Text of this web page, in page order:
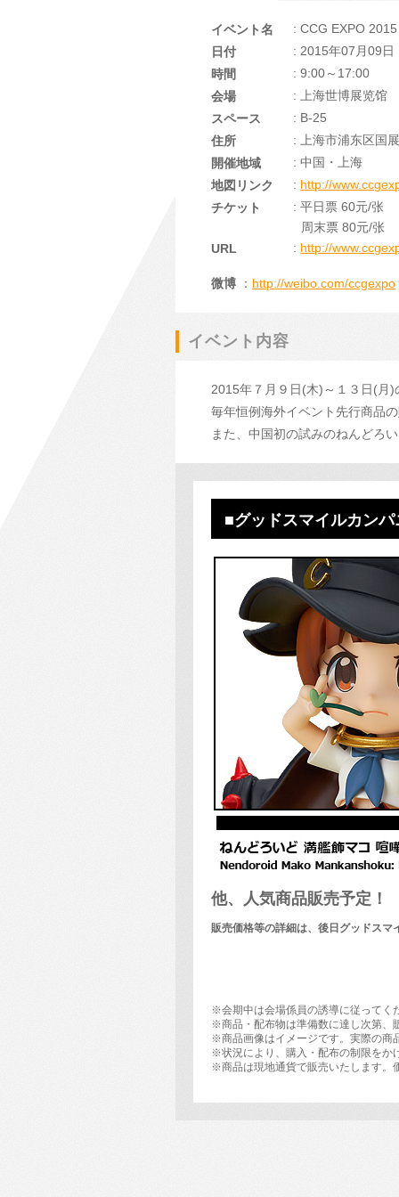
イベント名
: CCG EXPO
日付
: 2015年07月09
時間
: 9:00～17:00
会場
: 上海世博展览馆
スペース
: B-25
住所
: 上海市浦东区国
開催地域
: 中国・上海
地図リンク
: http://
チケット
: 平日票 60元/张
周末票 80元/张
URL
: http://
微博 ： http://weibo.com/ccgexpo
イベント内容
2015年７月９日(木)～１３日(月
毎年恒例海外イベント先行商品
また、中国初の試みのねんどろ
■グッドスマイルカン
他、人気商品販売予定！
販売価格等の詳細は、後日グッドスマ
※会期中は会場係員の誘導に従ってく
※商品・配布物は準備数に達し次第、
※商品画像はイメージです。実際の商
※状況により、購入・配布の制限をか
※商品は現地通貨で販売いたします。